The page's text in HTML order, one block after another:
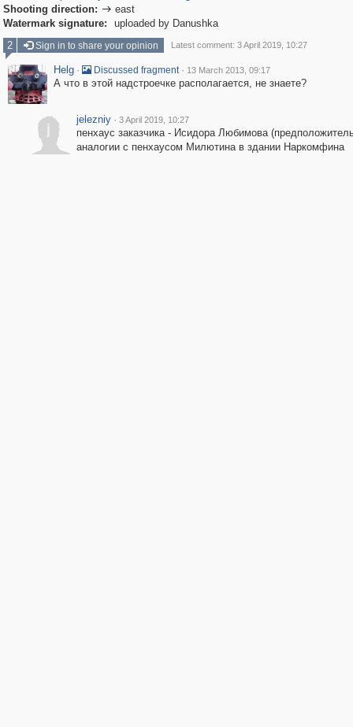
Shooting direction:  east
Watermark signature:
uploaded by Danushka
2
Sign in to share your opinion Latest comment: 3 April 2019, 10:27
Helg · Discussed fragment · 13 March 2013, 09:17
А что в этой надстроечке располагается, не знаете?
j
jelezniy · 3 April 2019, 10:27
пенхаус заказчика - Исидора Любимова
аналогии с пенхаусом Милютина в здании Наркомфина